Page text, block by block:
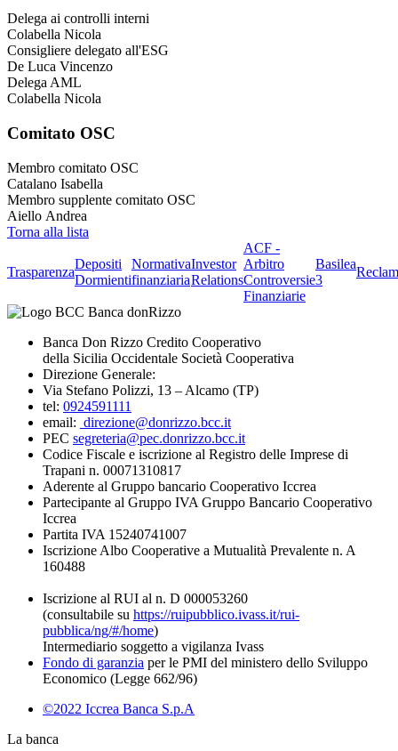
Delega ai controlli interni
Colabella Nicola
Consigliere delegato all'ESG
De Luca Vincenzo
Delega AML
Colabella Nicola
Comitato OSC
Membro comitato OSC
Catalano Isabella
Membro supplente comitato OSC
Aiello Andrea
Torna alla lista
Trasparenza
Depositi
Dormienti
Normativa
finanziaria
Investor
Relations
ACF -
Arbitro
Controversie
Finanziarie
Basilea
3
Banca Don Rizzo Credito Cooperativo
della Sicilia Occidentale Società Cooperativa
Direzione Generale:
Via Stefano Polizzi, 13 – Alcamo (TP)
tel: 0924591111
email: direzione@donrizzo.bcc.it
PEC segreteria@pec.donrizzo.bcc.it
Codice Fiscale e iscrizione al Registro delle Imprese di
Trapani n. 00071310817
Aderente al Gruppo bancario Cooperativo Iccrea
Partecipante al Gruppo IVA Gruppo Bancario Cooperativo
Iccrea
Partita IVA 15240741007
Iscrizione Albo Cooperative a Mutualità Prevalente n. A
160488
Iscrizione al RUI al n. D 000053260
(consultabile su https://ruipubblico.ivass.it/rui-
pubblica/ng/#/home)
Intermediario soggetto a vigilanza Ivass
Fondo di garanzia per le PMI del ministero dello Sviluppo
Economico (Legge 662/96)
©2022 Iccrea Banca S.p.A
La banca